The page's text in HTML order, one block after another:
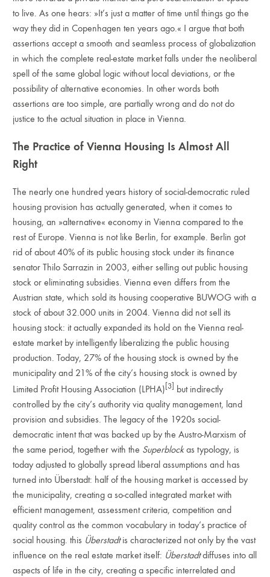
to live. As one hears: »It’s just a matter of time until things go the
way they did in Copenhagen ten years ago.« I argue that both
assertions accept a smooth and seamless process of globalization
in which the complete real-estate market falls under the neoliberal
spell of the same global logic without local deviations, or the
possibility of alternative economies. In other words both
assertions are too simple, are partially wrong and do not do
justice to the actual situation in place in Vienna.
The Practice of Vienna Housing Is Almost All
Right
The nearly one hundred years history of social-democratic ruled
housing provision has actually generated, when it comes to
housing, an »alternative« economy in Vienna compared to the
rest of Europe. Vienna is not like Berlin, for example. Berlin got
rid of about 40% of its public housing stock under its finance
senator Thilo Sarrazin in 2003, either selling out public housing
stock or eliminating subsidies. Vienna even differs from the
Austrian state, which sold its housing cooperative BUWOG with a
stock of about 32.000 units in 2004. Vienna did not sell its
housing stock: it actually expanded its hold on the Vienna real-
estate market by intelligently liberalizing the public housing
production. Today, 27% of the housing stock is owned by the
municipality and 21% of the city’s housing stock is owned by
Limited Profit Housing Association (LPHA) [3]
but indirectly
controlled by the city’s authority via quality management, land
provision and subsidies. The legacy of the 1920s social-
democratic intent that was backed up by the Austro-Marxism of
the same period, together with the Superblockas typology, is
today adjusted to globally spread liberal assumptions and has
turned into Überstadt: half of the housing market is accessed by
the municipality, creating a so-called integrated market with
efficient management, assessment criteria, competition and
quality control as the common vocabulary in today’s practice of
social housing. this Überstadtis characterized not only by the vast
influence on the real estate market itself: Überstadtdiffuses into all
aspects of life in the city, creating a specific interrelated and